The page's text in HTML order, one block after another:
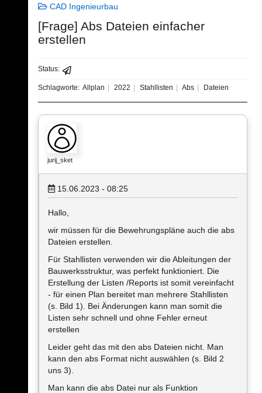
CAD Ingenieurbau
[Frage] Abs Dateien einfacher
erstellen
Status:
Schlagworte: Allplan 2022 Stahllisten Abs Dateien
jurij_sket
15.06.2023 - 08:25
Hallo,
wir müssen für die Bewehrungspläne auch die abs
Dateien erstellen.
Für Stahllisten verwenden wir die Ableitungen der
Bauwerksstruktur, was perfekt funktioniert. Die
Erstellung der Listen /Reports ist somit vereinfacht
- für einen Plan bereitet man mehrere Stahllisten
(s. Bild 1). Bei Änderungen kann man somit die
Listen sehr schnell und ohne Fehler erneut
erstellen
Leider geht das mit den abs Dateien nicht. Man
kann den abs Format nicht auswählen (s. Bild 2
uns 3).
Man kann die abs Datei nur als Funktion